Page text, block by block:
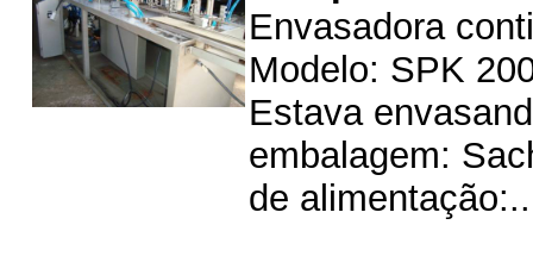
Envasadora
Modelo: SPK
Estava
embalagem:
de